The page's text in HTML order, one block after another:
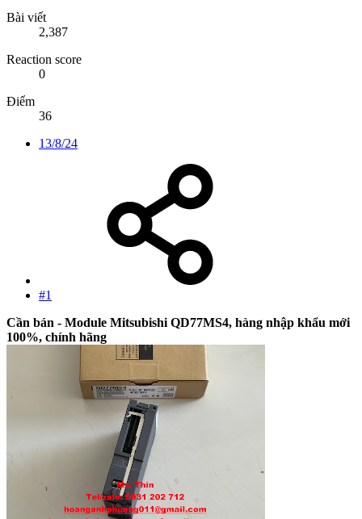
Bài viết
2,387
Reaction score
0
Điểm
36
13/8/24
#1
Cần bán - Module Mitsubishi QD77MS4, hàng nhập khẩu mới
100%, chính hãng